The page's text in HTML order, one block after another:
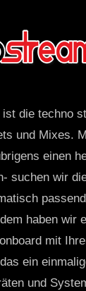
die techno
und Mixes.
einen
suchen wir
haben wir
mit
ein
und